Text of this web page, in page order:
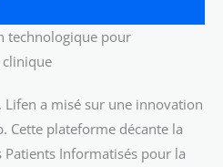
technologique pour
a misé sur une innovation
Cette plateforme décante la
Informatisés pour la